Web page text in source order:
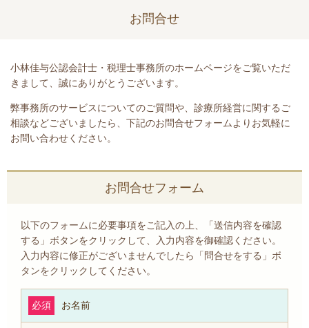
お問合せ
小林佳与公認会計士・税理士事務所のホームページをご覧いただ
きまして、誠にありがとうございます。
弊事務所のサービスについてのご質問や、診療所経営に関するご
相談などございましたら、下記のお問合せフォームよりお気軽に
お問い合わせください。
お問合せフォーム
以下のフォームに必要事項をご記入の上、「送信内容を確認
する」ボタンをクリックして、入力内容を御確認ください。
入力内容に修正がございませんでしたら「問合せをする」ボ
タンをクリックしてください。
お名前
必須